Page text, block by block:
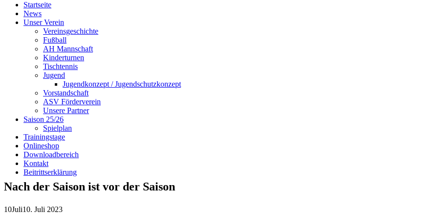
Startseite
News
Unser Verein
Vereinsgeschichte
Fußball
AH Mannschaft
Kinderturnen
Tischtennis
Jugend
Jugendkonzept / Jugendschutzkonzept
Vorstandschaft
ASV Förderverein
Unsere Partner
Saison 25/26
Spielplan
Trainingstage
Onlineshop
Downloadbereich
Kontakt
Beitrittserklärung
Nach der Saison ist vor der Saison
10Juli10. Juli 2023